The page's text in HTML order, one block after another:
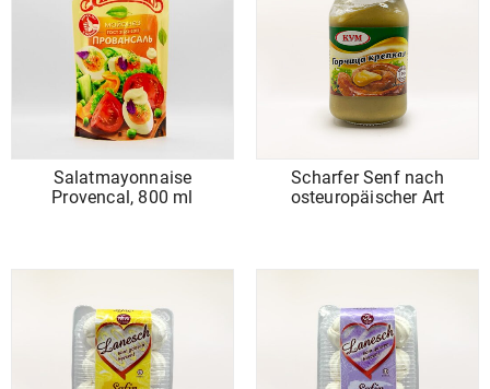
Salatmayonnaise
Provencal, 800 ml
Scharfer Senf nach
osteuropäischer Art